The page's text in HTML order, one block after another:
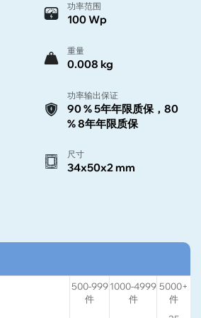
功率范围
100 Wp
重量
0.008 kg
功率输出保证
90 % 5年年限质保，80
% 8年年限质保
尺寸
34x50x2 mm
500-999
件
1000-4999
件
5000+
件